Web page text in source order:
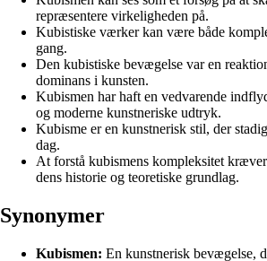
repræsentere virkeligheden på.
Kubistiske værker kan være både
gang.
Den kubistiske bevægelse var en
dominans i kunsten.
Kubismen har haft en vedvarende
og moderne kunstneriske udtryk.
Kubisme er en kunstnerisk stil, der
dag.
At forstå kubismens kompleksitet
dens historie og teoretiske grundlag.
Synonymer
Kubismen: En kunstnerisk bevægelse,